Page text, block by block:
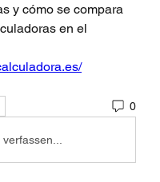
y cómo se compara
en el
0